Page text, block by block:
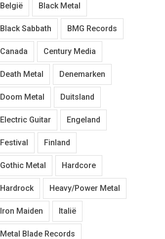
België Black Metal
Black Sabbath BMG Records
Canada Century Media
Death Metal Denemarken
Doom Metal Duitsland
Electric Guitar Engeland
Festival Finland
Gothic Metal Hardcore
Hardrock Heavy/Power Metal
Iron Maiden Italië
Metal Blade Records